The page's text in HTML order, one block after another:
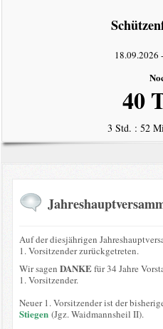
18.09.2026 -
40
3 Std. : 52
Auf der diesjährigen
1. Vorsitzender zurückgetreten.
Wir sagen DANKEfür 34 Jahre
1. Vorsitzender.
Neuer 1. Vorsitzender ist der
Stiegen (Jgz. Waidmannsheil II).